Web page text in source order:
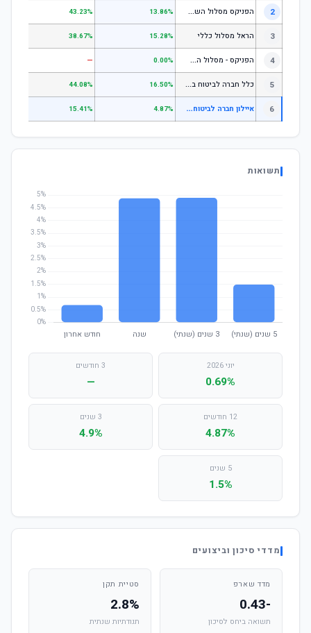
2 ה
פניקס מסלול השקעה כללי 13.86%
43.23%
3 הראל מסלול כללי 15.28%
38.67%
4 ה
פניקס - מסלול השקעה בניהול אישי 0.00%
—
5 כ
לל חברה לביטוח בע"מ כללי 16.50%
44.08%
6 א
יילון חברה לביטוח בע"מ כספי (שקלי) 4.87%
15.41%
תשואות
יוני 2026
0.69%
3 חודשים
—
12 חודשים
4.87%
3 שנים
4.9%
5 שנים
1.5%
מדדי סיכון וביצועים
מדד שארפ
-0.43
תשואה ביחס לסיכון
סטיית תקן
2.8%
תנודתיות שנתית